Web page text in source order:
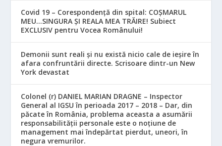
Covid 19 – Corespondență din spital: COȘMARUL
MEU…SINGURA ȘI REALA MEA TRĂIRE! Subiect
EXCLUSIV pentru Vocea Românului!
Demonii sunt reali și nu există nicio cale de ieșire în
afara confruntării directe. Scrisoare dintr-un New
York devastat
Colonel (r) DANIEL MARIAN DRAGNE – Inspector
General al IGSU în perioada 2017 – 2018 – Dar, din
păcate în România, problema aceasta a asumării
responsabilităţii personale este o noţiune de
management mai îndepărtat pierdut, uneori, în
negura vremurilor.